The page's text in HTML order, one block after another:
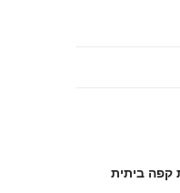
קפה ביתית